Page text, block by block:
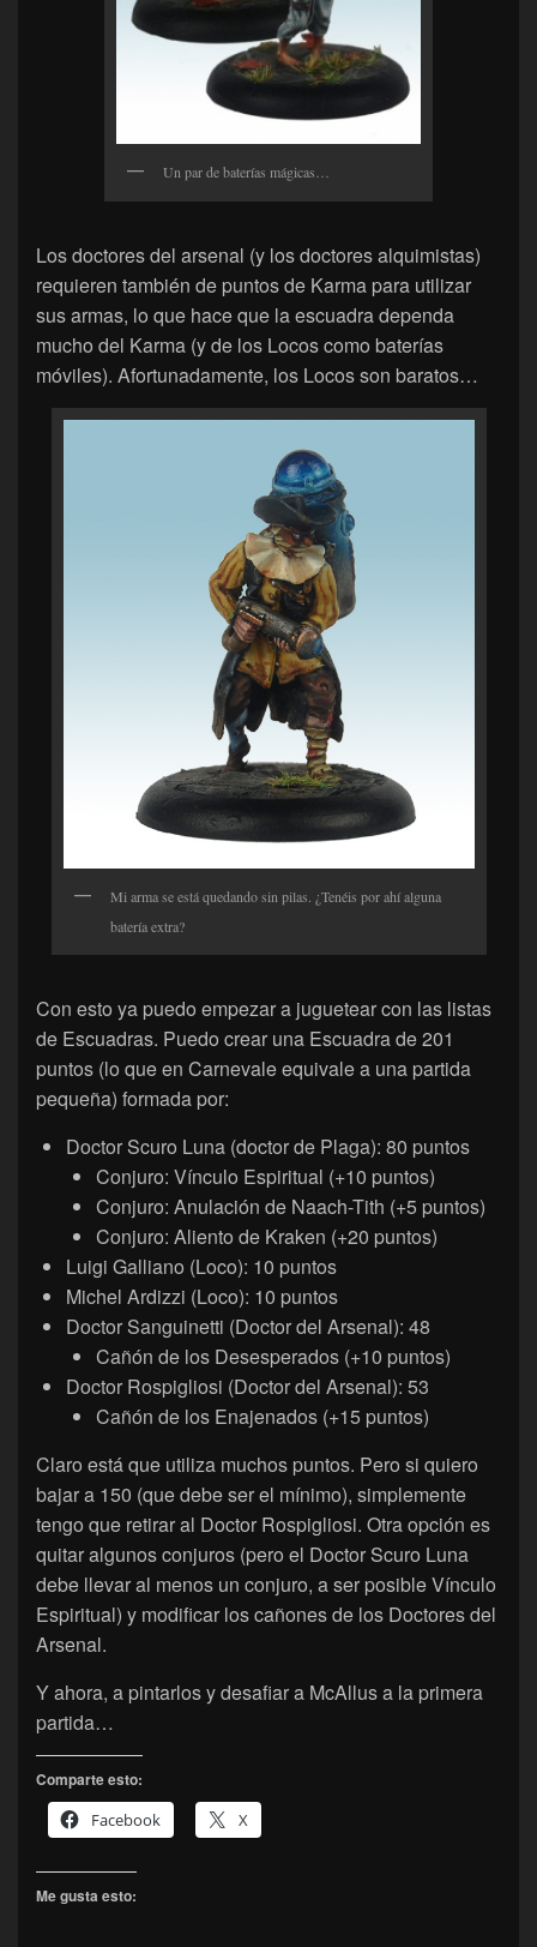
Un par de baterías mágicas…
Los doctores del arsenal (y los doctores alquimistas)
requieren también de puntos de Karma para utilizar
sus armas, lo que hace que la escuadra dependa
mucho del Karma (y de los Locos como baterías
móviles). Afortunadamente, los Locos son baratos…
Mi arma se está quedando sin pilas. ¿Tenéis por ahí alguna
batería extra?
Con esto ya puedo empezar a juguetear con las listas
de Escuadras. Puedo crear una Escuadra de 201
puntos (lo que en Carnevale equivale a una partida
pequeña) formada por:
Doctor Scuro Luna (doctor de Plaga): 80 puntos
Conjuro: Vínculo Espiritual (+10 puntos)
Conjuro: Anulación de Naach-Tith (+5 puntos)
Conjuro: Aliento de Kraken (+20 puntos)
Luigi Galliano (Loco): 10 puntos
Michel Ardizzi (Loco): 10 puntos
Doctor Sanguinetti (Doctor del Arsenal): 48
Cañón de los Desesperados (+10 puntos)
Doctor Rospigliosi (Doctor del Arsenal): 53
Cañón de los Enajenados (+15 puntos)
Claro está que utiliza muchos puntos. Pero si quiero
bajar a 150 (que debe ser el mínimo), simplemente
tengo que retirar al Doctor Rospigliosi. Otra opción es
quitar algunos conjuros (pero el Doctor Scuro Luna
debe llevar al menos un conjuro, a ser posible Vínculo
Espiritual) y modificar los cañones de los Doctores del
Arsenal.
Y ahora, a pintarlos y desafiar a McAllus a la primera
partida…
Comparte esto:
Facebook
X
Me gusta esto: